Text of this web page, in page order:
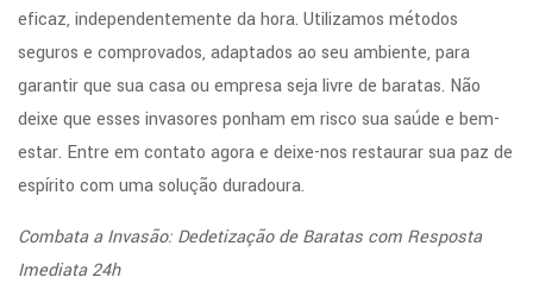
eficaz, independentemente da hora. Utilizamos métodos
seguros e comprovados, adaptados ao seu ambiente, para
garantir que sua casa ou empresa seja livre de baratas. Não
deixe que esses invasores ponham em risco sua saúde e bem-
estar. Entre em contato agora e deixe-nos restaurar sua paz de
espírito com uma solução duradoura.
Combata a Invasão: Dedetização de Baratas com Resposta
Imediata 24h